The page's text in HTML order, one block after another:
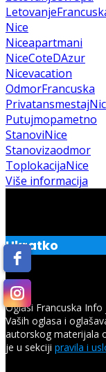
Nice
Niceapartmani
NiceCoteDAzur
Nicevacation
OdmorFrancuska
Putujmopametno
StanoviNice
Stanovizaodmor
ToplokacijaNice
Više informacija
Ukratko
Oglasi Francuska
Vaših oglasa i
autorskog materijala
je u sekciji pravila i